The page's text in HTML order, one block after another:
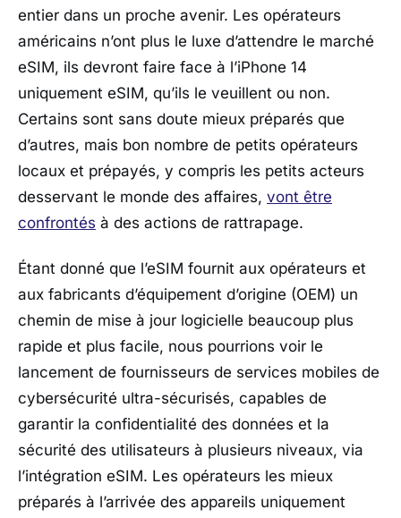
entier dans un proche avenir. Les opérateurs
américains n’ont plus le luxe d’attendre le marché
eSIM, ils devront faire face à l’iPhone 14
uniquement eSIM, qu’ils le veuillent ou non.
Certains sont sans doute mieux préparés que
d’autres, mais bon nombre de petits opérateurs
locaux et prépayés, y compris les petits acteurs
desservant le monde des affaires, vont être
confrontés à des actions de rattrapage.
Étant donné que l’eSIM fournit aux opérateurs et
aux fabricants d’équipement d’origine (OEM) un
chemin de mise à jour logicielle beaucoup plus
rapide et plus facile, nous pourrions voir le
lancement de fournisseurs de services mobiles de
cybersécurité ultra-sécurisés, capables de
garantir la confidentialité des données et la
sécurité des utilisateurs à plusieurs niveaux, via
l’intégration eSIM. Les opérateurs les mieux
préparés à l’arrivée des appareils uniquement